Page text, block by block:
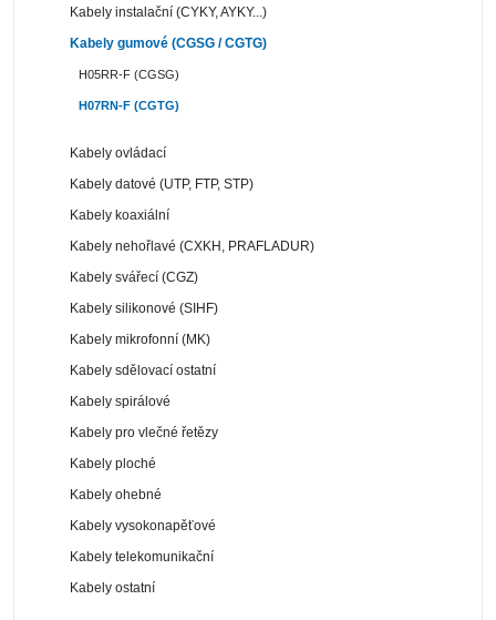
Kabely instalační (CYKY, AYKY...)
Kabely gumové (CGSG / CGTG)
H05RR-F (CGSG)
H07RN-F (CGTG)
Kabely ovládací
Kabely datové (UTP, FTP, STP)
Kabely koaxiální
Kabely nehořlavé (CXKH, PRAFLADUR)
Kabely svářecí (CGZ)
Kabely silikonové (SIHF)
Kabely mikrofonní (MK)
Kabely sdělovací ostatní
Kabely spirálové
Kabely pro vlečné řetězy
Kabely ploché
Kabely ohebné
Kabely vysokonapěťové
Kabely telekomunikační
Kabely ostatní